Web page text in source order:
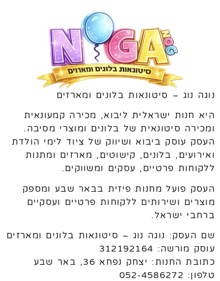
נוגה נוג – סיטונאות בלונים ומארזים
היא חנות ישראלית ליבוא, מכירה קמעונאית
ומכירה סיטונאית של בלונים ומוצרי מסיבה.
העסק עוסק ביבוא ושיווק של ציוד לימי הולדת
ואירועים, בלונים, קישוטים, מארזים ומתנות
ללקוחות פרטיים, עסקים ומשווקים.
העסק פועל מחנות פיזית בבאר שבע ומספק
מוצרים ושירותים ללקוחות פרטיים ועסקיים
ברחבי ישראל.
שם העסק: נוגה נוג – סיטונאות בלונים ומארזים
עוסק מורשה: 312192164
כתובת החנות: יצחק נפחא 36, באר שבע
טלפון: 052-4586272